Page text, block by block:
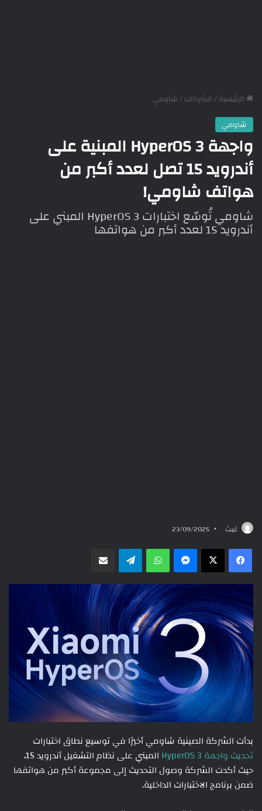
الرئيسية/ الشركات/شاومي
شاومي
واجهة HyperOS 3 المبنية على
أندرويد 15 تصل لعدد أكبر من
هواتف شاومي!
شاومي تُوسّع اختبارات HyperOS 3 المبني على
أندرويد 15 لعدد أكبر من هواتفها
غيث 23/09/2025
ماسنجر واتسابتيلقرام
بدأت الشركة الصينية شاومي أخيرًا في توسيع نطاق اختبارات
تحديث واجهة HyperOS 3
المبني على نظام التشغيل أندرويد 15،
حيث أكدت الشركة وصول التحديث إلى مجموعة أكبر من هواتفها
ضمن برنامج الاختبارات الداخلية.